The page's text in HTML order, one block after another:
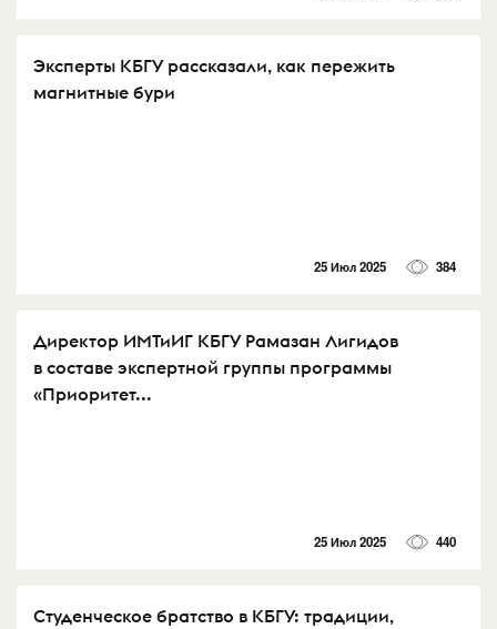
Эксперты КБГУ рассказали, как пережить
магнитные бури
25 Июл 2025 384
Директор ИМТиИГ КБГУ Рамазан Лигидов
в составе экспертной группы программы
«Приоритет...
25 Июл 2025 440
Студенческое братство в КБГУ: традиции,